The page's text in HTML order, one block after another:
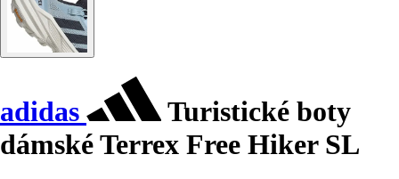
adidas
Turistické boty
dámské Terrex Free Hiker SL